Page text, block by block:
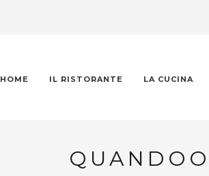
HOME IL RISTORANTE LA CUCINA
QUANDOO